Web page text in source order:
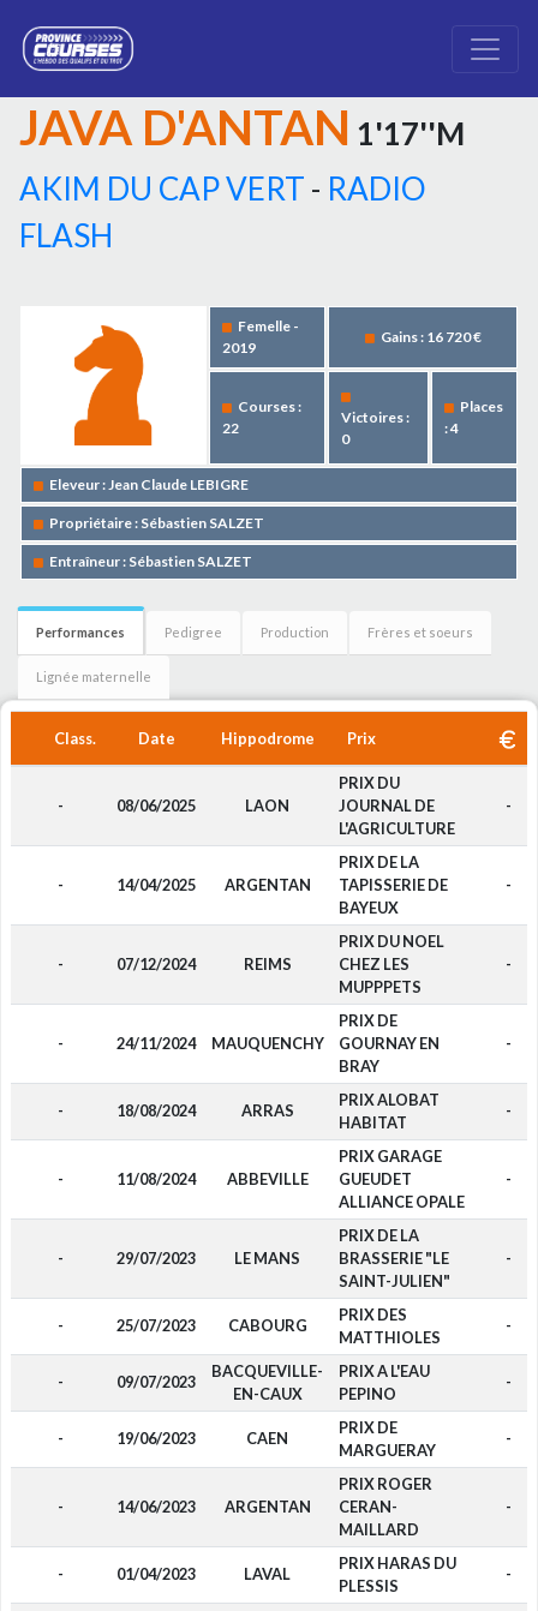
JAVA D'ANTAN 1'17''M
AKIM DU CAP VERT - RADIO
FLASH
Femelle -
2019
Gains : 16 720 €
Courses :
22
Victoires :
0
Places
: 4
Eleveur : Jean Claude LEBIGRE
Propriétaire : Sébastien SALZET
Entraîneur : Sébastien SALZET
Performances Pedigree Production Frères et soeurs
Lignée maternelle
Class. Date Hippodrome Prix
- 08/06/2025 LAON
PRIX DU
JOURNAL DE
L'AGRICULTURE
-
- 14/04/2025 ARGENTAN
PRIX DE LA
TAPISSERIE DE
BAYEUX
-
- 07/12/2024 REIMS
PRIX DU NOEL
CHEZ LES
MUPPPETS
-
- 24/11/2024 MAUQUENCHY
PRIX DE
GOURNAY EN
BRAY
-
- 18/08/2024 ARRAS
PRIX ALOBAT
HABITAT
-
- 11/08/2024 ABBEVILLE
PRIX GARAGE
GUEUDET
ALLIANCE OPALE
-
- 29/07/2023 LE MANS
PRIX DE LA
BRASSERIE "LE
SAINT-JULIEN"
-
- 25/07/2023 CABOURG
PRIX DES
MATTHIOLES
-
- 09/07/2023
BACQUEVILLE-
EN-CAUX
PRIX A L'EAU
PEPINO
-
- 19/06/2023 CAEN
PRIX DE
MARGUERAY
-
- 14/06/2023 ARGENTAN
PRIX ROGER
CERAN-
MAILLARD
-
- 01/04/2023 LAVAL
PRIX HARAS DU
PLESSIS
-